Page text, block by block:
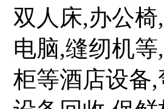
双人床,办公
电脑,缝纫机
柜等酒店设备